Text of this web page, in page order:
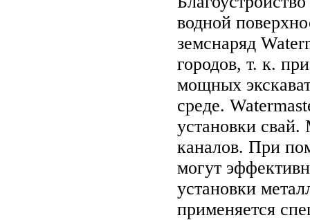
водной
земснаряд
городов, т. к.
мощных
среде.
установки
каналов. При
могут
установки
применяется